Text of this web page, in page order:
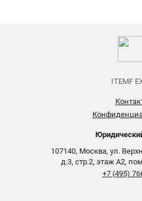
ITEMF
107140, Москва, ул.
д.3, стр.2, этаж А2,
+7 (495)